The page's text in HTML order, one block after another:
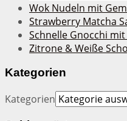
Wok Nudeln mit
Strawberry Matcha
Schnelle Gnocchi
Zitrone & Weiße
Kategorien
Kategorien